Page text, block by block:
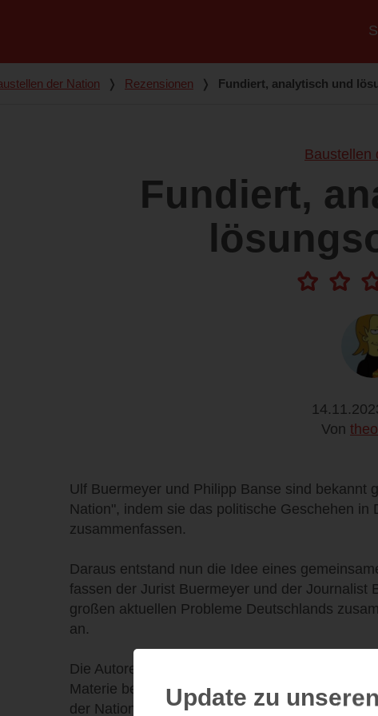
der Nation ❭ Rezensionen ❭ Fundiert, analytisch und
Baustellen
Fundiert,
Von
Ulf Buermeyer und Philipp Banse sind bekannt
Nation", indem sie das politische Geschehen
zusammenfassen.
Daraus entstand nun die Idee eines
fassen der Jurist Buermeyer und der Journalist
großen aktuellen Probleme Deutschlands
an.
Die Autoren versuchen, wie man es von ihnen
Materie begreifbar und unterhaltsam
der Nation" ein Buch in Händen zu halten,
Update zu unseren